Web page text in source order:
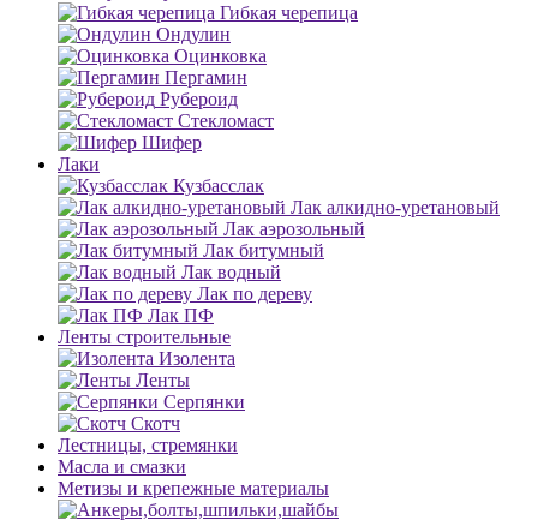
Гибкая черепица
Ондулин
Оцинковка
Пергамин
Рубероид
Стекломаст
Шифер
Лаки
Кузбасслак
Лак алкидно-уретановый
Лак аэрозольный
Лак битумный
Лак водный
Лак по дереву
Лак ПФ
Ленты строительные
Изолента
Ленты
Серпянки
Скотч
Лестницы, стремянки
Масла и смазки
Метизы и крепежные материалы